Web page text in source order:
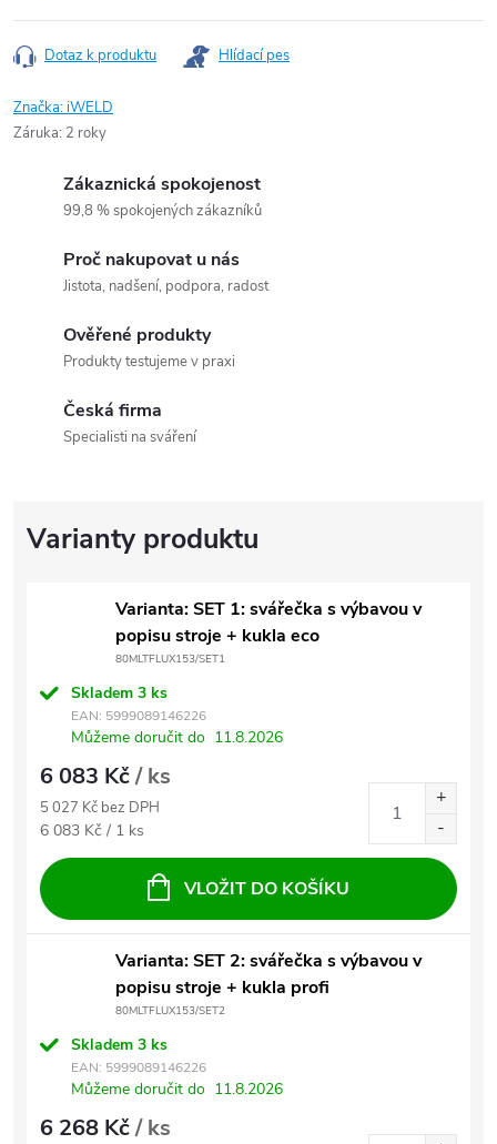
Dotaz k produktu Hlídací pes
Značka:iWELD
Záruka: 2 roky
Zákaznická spokojenost
99,8 % spokojených zákazníků
Proč nakupovat u nás
Jistota, nadšení, podpora, radost
Ověřené produkty
Produkty testujeme v praxi
Česká firma
Specialisti na sváření
Varianta: SET 1: svářečka s výbavou v
popisu stroje + kukla eco
80MLTFLUX153/SET1
Skladem 3 ks
EAN: 5999089146226
Můžeme doručit do 11.8.2026
6 083 Kč/ ks
5 027 Kč bez DPH
Měrná cena:
6 083 Kč / 1 ks
VLOŽIT DO KOŠÍKU
Varianta: SET 2: svářečka s výbavou v
popisu stroje + kukla profi
80MLTFLUX153/SET2
Skladem 3 ks
EAN: 5999089146226
Můžeme doručit do 11.8.2026
6 268 Kč/ ks